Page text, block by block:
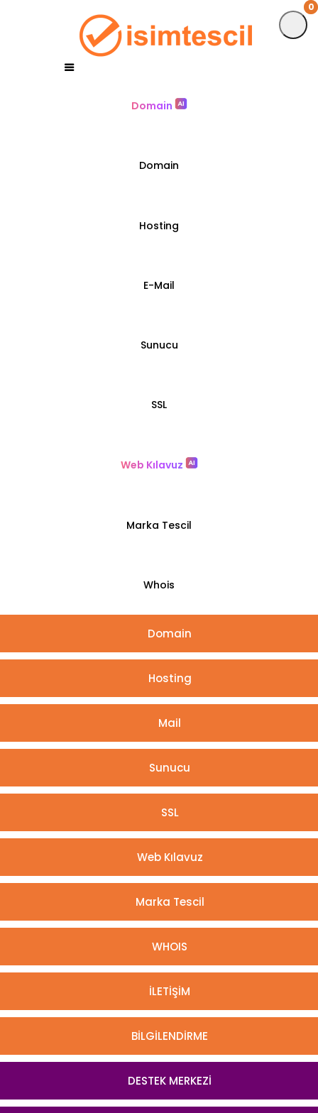
0
Domain
Domain
Hosting
E-Mail
Sunucu
SSL
Web Kılavuz
Marka Tescil
Whois
Domain
Hosting
Mail
Sunucu
SSL
Web Kılavuz
Marka Tescil
WHOIS
İLETİŞİM
BİLGİLENDİRME
DESTEK MERKEZİ
0